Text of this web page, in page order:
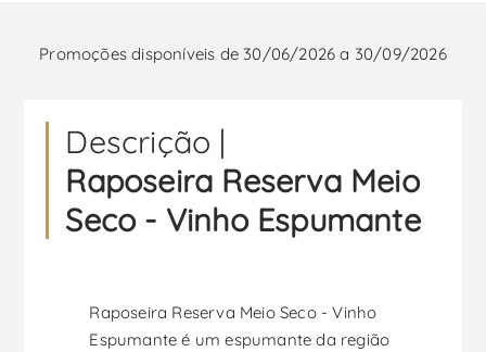
Promoções disponíveis de 30/06/2026 a 30/09/2026
Descrição |
Raposeira Reserva Meio
Seco - Vinho Espumante
Raposeira Reserva Meio Seco - Vinho
Espumante é um espumante da região